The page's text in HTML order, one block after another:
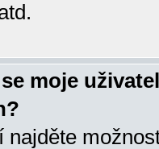
moje
najděte